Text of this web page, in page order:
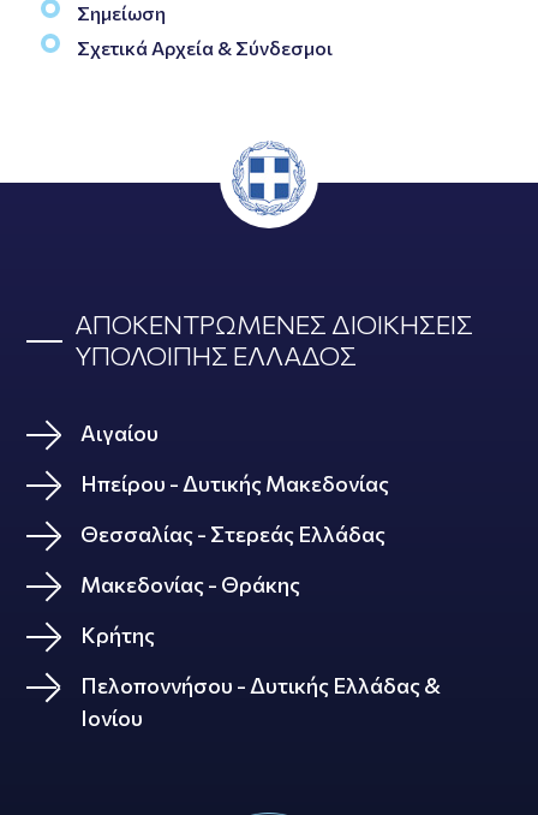
Σημείωση
Σχετικά Αρχεία & Σύνδεσμοι
ΑΠΟΚΕΝΤΡΩΜΕΝΕΣ ΔΙΟΙΚΗΣΕΙΣ
ΥΠΟΛΟΙΠΗΣ ΕΛΛΑΔΟΣ
Αιγαίου
Ηπείρου - Δυτικής Μακεδονίας
Θεσσαλίας - Στερεάς Ελλάδας
Μακεδονίας - Θράκης
Κρήτης
Πελοποννήσου - Δυτικής Ελλάδας &
Ιονίου